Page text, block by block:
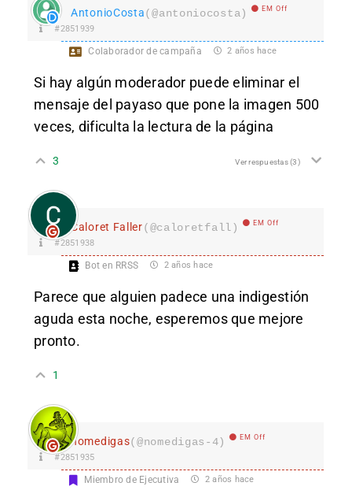
AntonioCosta(@antoniocosta) EM Off
#2851939
Colaborador de campaña 2 años hace
Si hay algún moderador puede eliminar el
mensaje del payaso que pone la imagen 500
veces, dificulta la lectura de la página
3 Ver respuestas(3)
Caloret Faller(@caloretfall) EM Off
#2851938
Bot en RRSS 2 años hace
Parece que alguien padece una indigestión
aguda esta noche, esperemos que mejore
pronto.
1
nomedigas(@nomedigas-4) EM Off
#2851935
Miembro de Ejecutiva 2 años hace